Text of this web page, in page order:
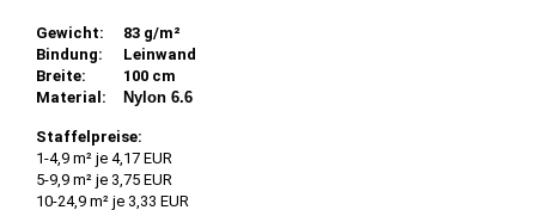
Gewicht:
83 g/m²
Bindung:
Leinwand
Breite:
100 cm
Material:
Nylon 6.6
Staffelpreise:
1-4,9 m² je 4,17 EUR
5-9,9 m² je 3,75 EUR
10-24,9 m² je 3,33 EUR